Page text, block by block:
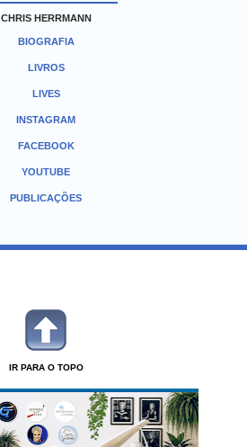
CHRIS HERRMANN
BIOGRAFIA
LIVROS
LIVES
INSTAGRAM
FACEBOOK
YOUTUBE
PUBLICAÇÕES
IR PARA O TOPO